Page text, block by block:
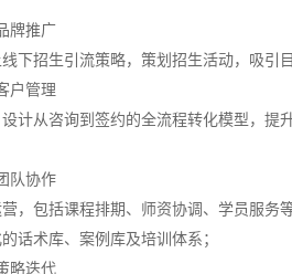
牌推广
下招生引流策略，策划招生活动，吸引
户管理
计从咨询到签约的全流程转化模型，提
队协作
，包括课程排期、师资协调、学员服务
话术库、案例库及培训体系；
略迭代